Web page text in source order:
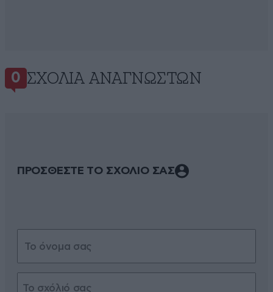
0 ΣΧΌΛΙΑ ΑΝΑΓΝΩΣΤΏΝ
ΠΡΟΣΘΕΣΤΕ ΤΟ ΣΧΟΛΙΟ ΣΑΣ